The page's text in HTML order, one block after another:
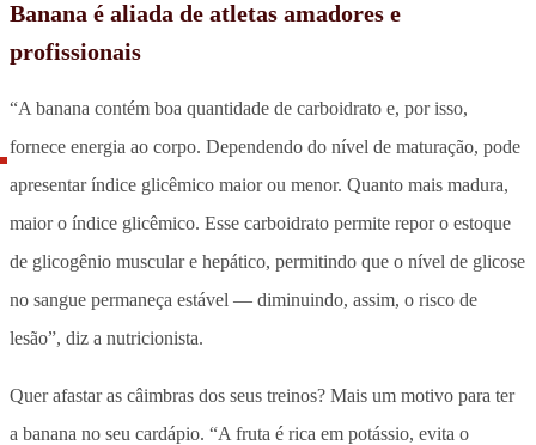
Banana é aliada de atletas amadores e
profissionais
“A banana contém boa quantidade de carboidrato e, por isso,
fornece energia ao corpo. Dependendo do nível de maturação, pode
apresentar índice glicêmico maior ou menor. Quanto mais madura,
maior o índice glicêmico. Esse carboidrato permite repor o estoque
de glicogênio muscular e hepático, permitindo que o nível de glicose
no sangue permaneça estável — diminuindo, assim, o risco de
lesão”, diz a nutricionista.
Quer afastar as câimbras dos seus treinos? Mais um motivo para ter
a banana no seu cardápio. “A fruta é rica em potássio, evita o